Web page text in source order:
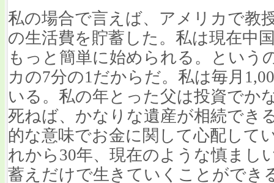
私の場合で言えば、アメリカで教
の生活費を貯蓄した。私は現在中
もっと簡単に始められる。という
カの7分の1だからだ。私は毎月
いる。私の年とった父は投資でか
死ねば、かなりな遺産が相続でき
的な意味でお金に関して心配して
れから30年、現在のような慎まし
蓄えだけで生きていくことができ